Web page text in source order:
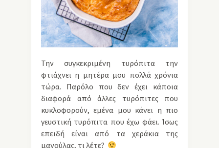
Την συγκεκριμένη τυρόπιτα την
φτιάχνει η μητέρα μου πολλά χρόνια
τώρα. Παρόλο που δεν έχει κάποια
διαφορά από άλλες τυρόπιτες που
κυκλοφορούν, εμένα μου κάνει η πιο
γευστική τυρόπιτα που έχω φάει. Ίσως
επειδή είναι από τα χεράκια της
μανούλας, τι λέτε?